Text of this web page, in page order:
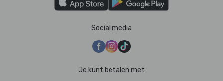
Social media
Je kunt betalen met